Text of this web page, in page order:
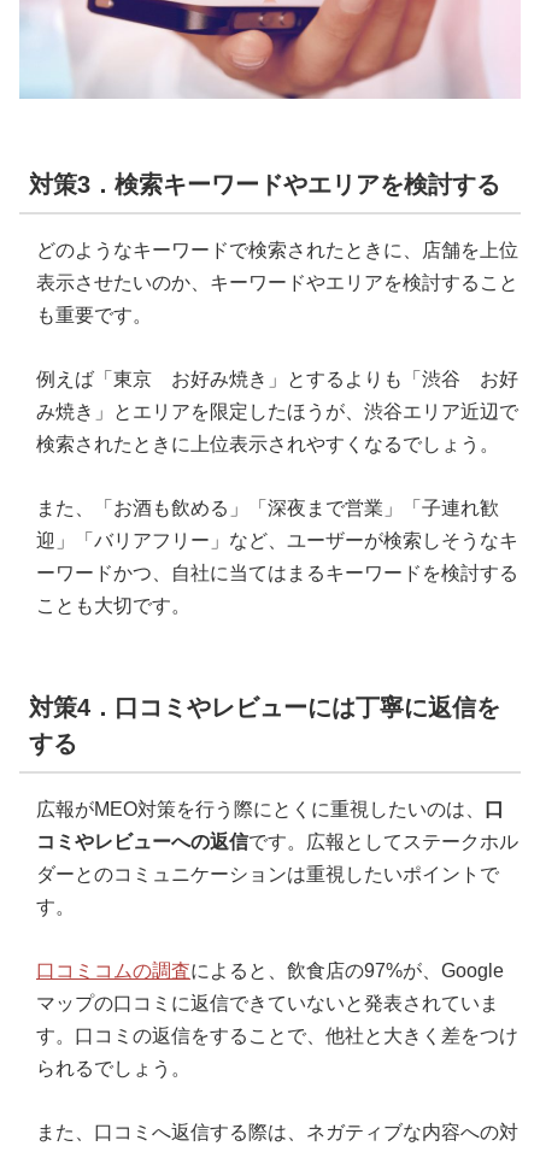
対策3．検索キーワードやエリアを検討する
どのようなキーワードで検索されたときに、店舗を上位
表示させたいのか、キーワードやエリアを検討すること
も重要です。
例えば「東京 お好み焼き」とするよりも「渋谷 お好
み焼き」とエリアを限定したほうが、渋谷エリア近辺で
検索されたときに上位表示されやすくなるでしょう。
また、「お酒も飲める」「深夜まで営業」「子連れ歓
迎」「バリアフリー」など、ユーザーが検索しそうなキ
ーワードかつ、自社に当てはまるキーワードを検討する
ことも大切です。
対策4．口コミやレビューには丁寧に返信を
する
広報がMEO対策を行う際にとくに重視したいのは、
口
コミやレビューへの返信です。広報としてステークホル
ダーとのコミュニケーションは重視したいポイントで
す。
口コミコムの調査によると、飲食店の97%が、Google
マップの口コミに返信できていないと発表されていま
す。口コミの返信をすることで、他社と大きく差をつけ
られるでしょう。
また、口コミへ返信する際は、ネガティブな内容への対